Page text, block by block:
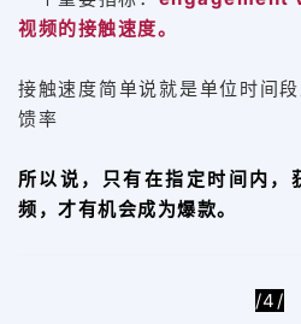
视频的接触速度。
接触速度简单说就是单位时间
馈率
所以说，只有在指定时间内，
频，才有机会成为爆款。
/4/